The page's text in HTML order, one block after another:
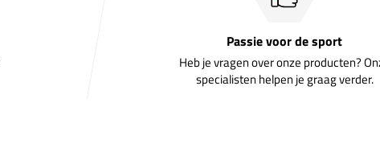
Passie voor de sport
Heb je vragen over onze producten?
specialisten helpen je graag verder.